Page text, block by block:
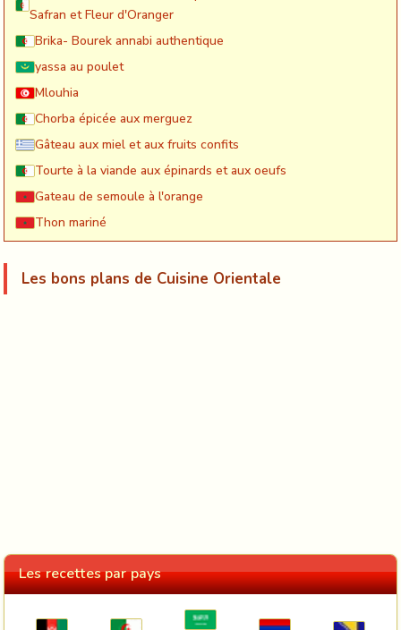
Safran et Fleur d'Oranger
Brika- Bourek annabi authentique
yassa au poulet
Mlouhia
Chorba épicée aux merguez
Gâteau aux miel et aux fruits confits
Tourte à la viande aux épinards et aux oeufs
Gateau de semoule à l'orange
Thon mariné
Les bons plans de Cuisine Orientale
Les recettes par pays